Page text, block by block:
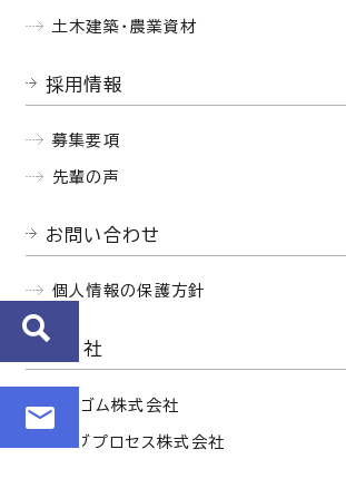
土木建築・農業資材
採用情報
募集要項
先輩の声
お問い合わせ
個人情報の保護方針
関連会社
西部ゴム株式会社
セイブプロセス株式会社